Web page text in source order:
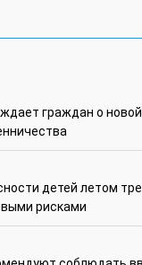
граждан о
детей летом
рисками